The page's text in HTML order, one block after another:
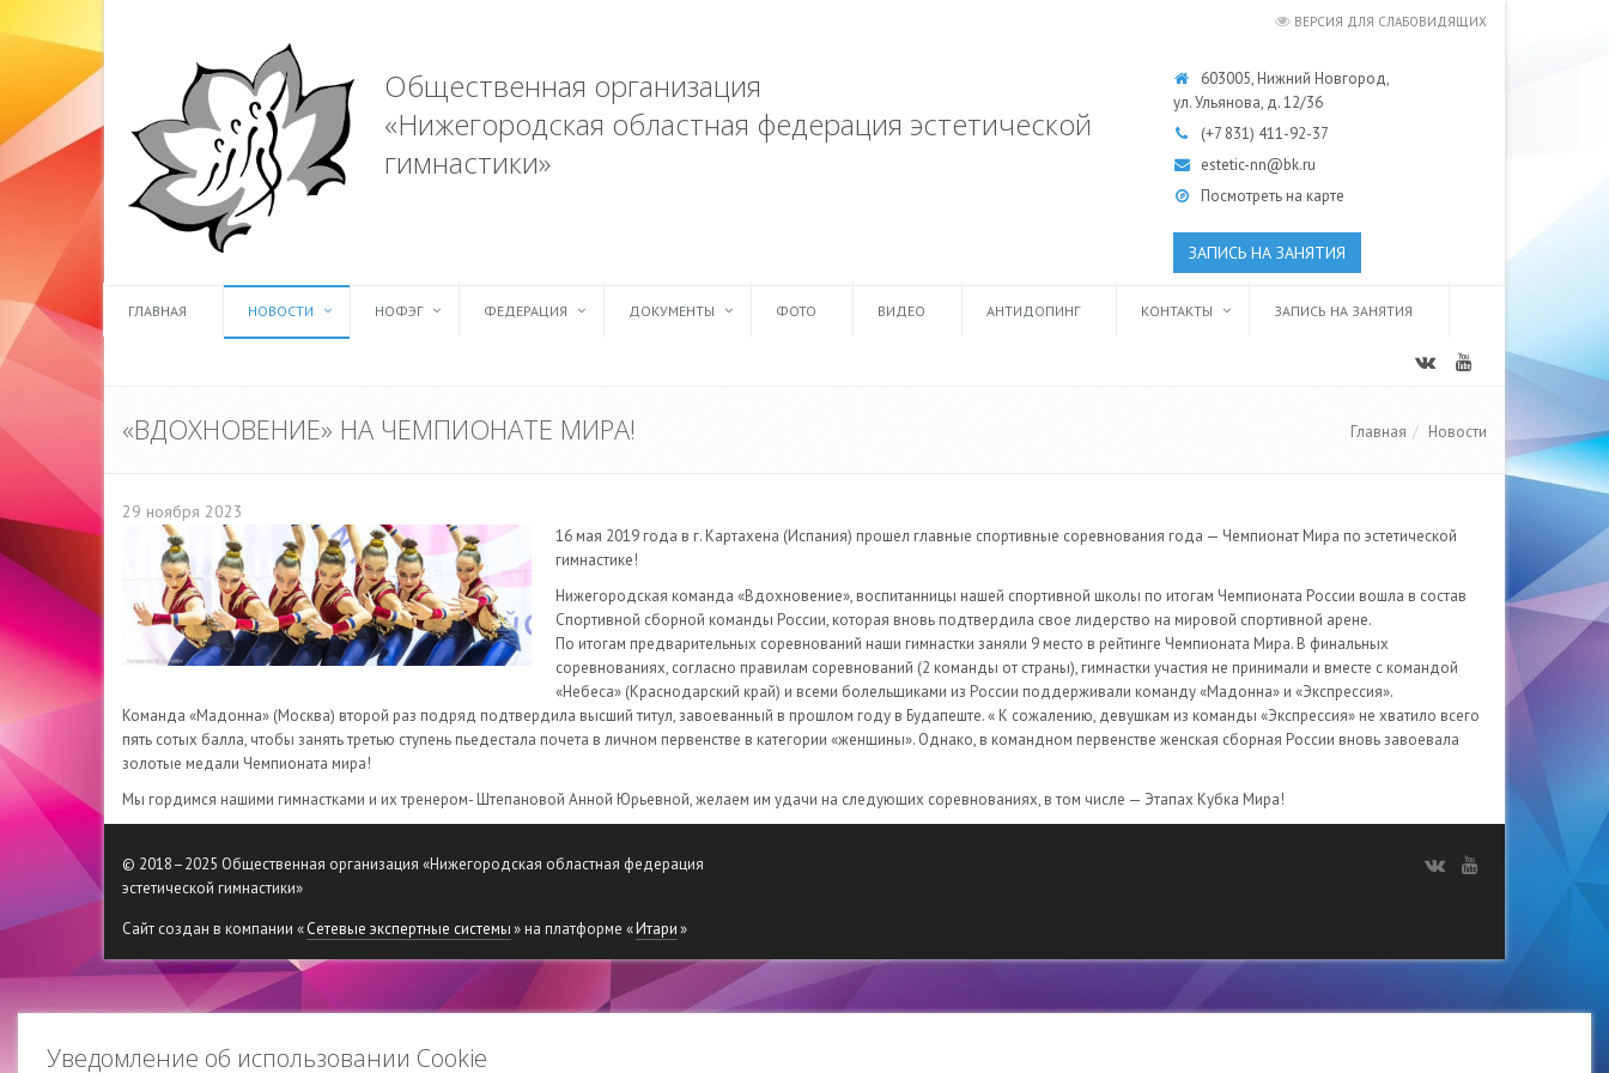
Уведомление об использовании Cookie
ВЕРСИЯ ДЛЯ СЛАБОВИДЯЩИХ
Общественная организация
«Нижегородская областная федерация эстетической
гимнастики»
603005, Нижний Новгород,
ул. Ульянова, д. 12/36
(+7 831) 411-92-37
estetic-nn@bk.ru
Посмотреть на карте
ЗАПИСЬ НА ЗАНЯТИЯ
ГЛАВНАЯ НОВОСТИ НОФЭГ ФЕДЕРАЦИЯ ДОКУМЕНТЫ ФОТО ВИДЕО АНТИДОПИНГ КОНТАКТЫ ЗАПИСЬ НА ЗАНЯТИЯ
«ВДОХНОВЕНИЕ» НА ЧЕМПИОНАТЕ МИРА! Главная Новости
29 ноября 2023
16 мая 2019 года в г. Картахена (Испания) прошел главные спортивные соревнования года — Чемпионат Мира по эстетической
гимнастике!
Нижегородская команда «Вдохновение», воспитанницы нашей спортивной школы по итогам Чемпионата России вошла в состав
Спортивной сборной команды России, которая вновь подтвердила свое лидерство на мировой спортивной арене.
По итогам предварительных соревнований наши гимнастки заняли 9 место в рейтинге Чемпионата Мира. В финальных
соревнованиях, согласно правилам соревнований (2 команды от страны), гимнастки участия не принимали и вместе с командой
«Небеса» (Краснодарский край) и всеми болельщиками из России поддерживали команду «Мадонна» и «Экспрессия».
Команда «Мадонна» (Москва) второй раз подряд подтвердила высший титул, завоеванный в прошлом году в Будапеште. « К сожалению, девушкам из команды «Экспрессия» не хватило всего
пять сотых балла, чтобы занять третью ступень пьедестала почета в личном первенстве в категории «женщины». Однако, в командном первенстве женская сборная России вновь завоевала
золотые медали Чемпионата мира!
Мы гордимся нашими гимнастками и их тренером- Штепановой Анной Юрьевной, желаем им удачи на следующих соревнованиях, в том числе — Этапах Кубка Мира!
© 2018–2025 Общественная организация «Нижегородская областная федерация
эстетической гимнастики»
Сайт создан в компании «Сетевые экспертные системы» на платформе «Итари»